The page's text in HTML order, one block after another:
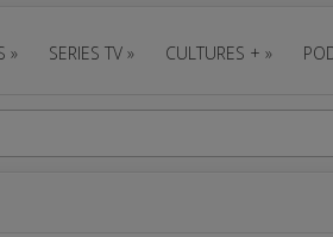
» SERIES TV » CULTURES + »